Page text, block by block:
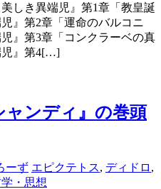
しき異端児』第1章「教皇誕
』第2章「運命のバルコニ
』第3章「コンクラーベの真
児』第4[…]
ャンディ』の巻頭
ーず エピクテトス, ディドロ ,
・思想